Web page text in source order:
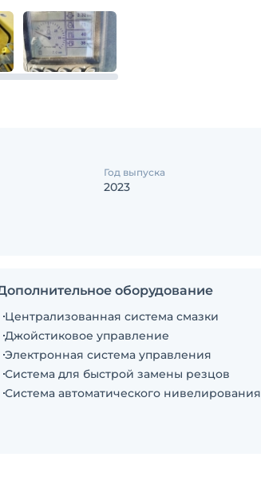
Год выпуска
2023
оборудование
Централизованная система смазки
Джойстиковое управление
Электронная система управления
Система для быстрой замены резцов
Система автоматического нивелирования